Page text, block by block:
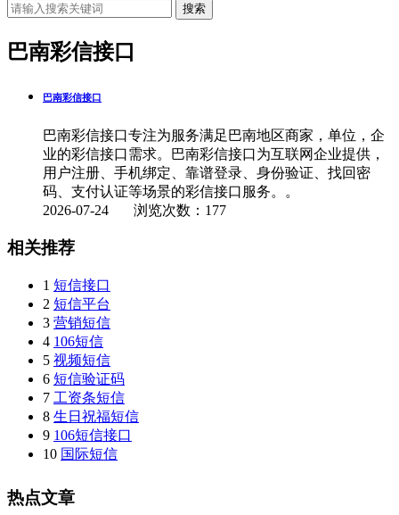
搜索
巴南彩信接口
巴南彩信接口
巴南彩信接口专注为服务满足巴南地区商家，单位，企
业的彩信接口需求。巴南彩信接口为互联网企业提供，
用户注册、手机绑定、靠谱登录、身份验证、找回密
码、支付认证等场景的彩信接口服务。。
2026-07-24 浏览次数：177
相关推荐
1 短信接口
2 短信平台
3 营销短信
4 106短信
5 视频短信
6 短信验证码
7 工资条短信
8 生日祝福短信
9 106短信接口
10 国际短信
热点文章